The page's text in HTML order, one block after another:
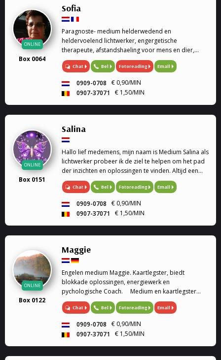
ONLINE
Box 0064
Sofia
Paragnoste- medium helderwedend en
heldervoelend lichtwerker, engergetische
therapeute, afstandshaeling voor mens en dier,
rouwverwerking, Ik ben een geboren lichtwerker,
heldervoelend en helderwedend, voel in op de
medium, energetische therapeute, reconnective
healing, afstandshealing voor mens en dier, bij elk
gesprek krijg je een healing door de trillingen van
mijn stem. Rouwverwerking, geen enkele vraag is me
vreemd. Ik werk met gidsen en de engelentherapie.
Ik kan ook de engelenkaarten voor je leggen. Liefs
Sofia
Chat Bel Fotoreading Email
0909-0708
€ 0,90/MIN
0907-37071
€ 1,50/MIN
ONLINE
Box 0151
Salina
Hallo lief medemens, mijn naam is Medium Salina als
lichtwerker probeer ik de ziel te helpen om het pad
der inzichten en oplossingen te vinden. Altijd een
luisterend oor Soms heb je vragen of sta je voor
keuzes en weet je het even niet meer, dan bie...
Chat Bel Fotoreading Email
0909-0708
€ 0,90/MIN
0907-37071
€ 1,50/MIN
ONLINE
Box 0122
Maggie
Engelen medium Maggie. Kaartlegster, biedt
blokkade oplossingen, energiewerk en
pychologische Coach. Medium en kaartlegster
Mijn gaven (heldervoelend, helderwetend,
helderruikend, energiewerk) zet ik graag in om
Chat Bel Fotoreading Email
0909-0708
€ 0,90/MIN
0907-37071
€ 1,50/MIN